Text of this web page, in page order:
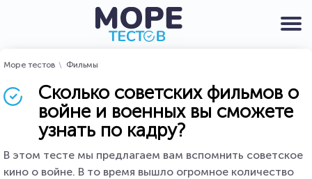
Море тестов Фильмы
Сколько советских фильмов о
войне и военных вы сможете
узнать по кадру?
В этом тесте мы предлагаем вам вспомнить советское
кино о войне. В то время вышло огромное количество